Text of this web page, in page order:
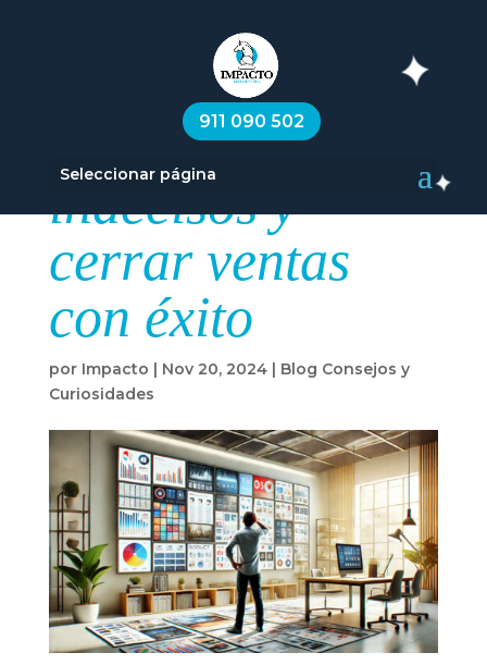
911 090 502
Seleccionar página
Cómo lidiar con
los clientes
indecisos y
cerrar ventas
con éxito
por Impacto | Nov 20, 2024| Blog Consejos y
Curiosidades